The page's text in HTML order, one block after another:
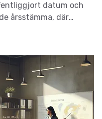
datum och
årsstämma, där